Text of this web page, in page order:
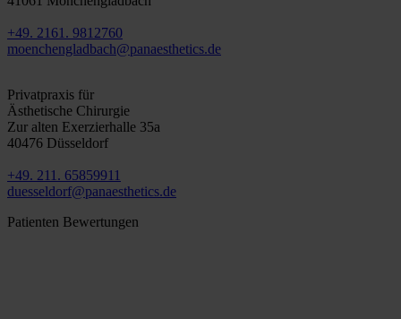
+49. 2161. 9812760
moenchengladbach@panaesthetics.de
Privatpraxis für
Ästhetische Chirurgie
Zur alten Exerzierhalle 35a
40476 Düsseldorf
+49. 211. 65859911
duesseldorf@panaesthetics.de
Patienten Bewertungen